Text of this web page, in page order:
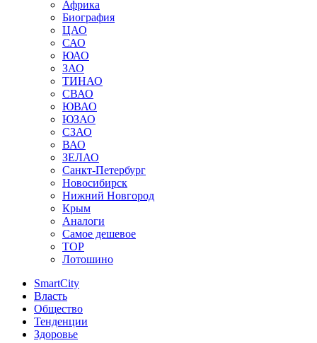
Африка
Биография
ЦАО
САО
ЮАО
ЗАО
ТИНАО
СВАО
ЮВАО
ЮЗАО
СЗАО
ВАО
ЗЕЛАО
Санкт-Петербург
Новосибирск
Нижний Новгород
Крым
Аналоги
Самое дешевое
TOP
Лотошино
SmartCity
Власть
Общество
Тенденции
Здоровье